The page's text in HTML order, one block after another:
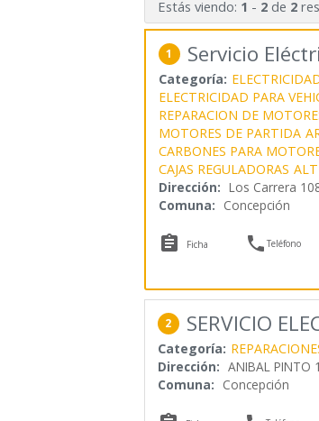
Estás viendo: 1 - 2de 2
1 Servicio
Categoría:
ELECTRICIDAD PARA
REPARACION DE
MOTORES DE PARTIDA
CARBONES PARA
CAJAS REGULADORAS
Dirección: Los Carrera
Comuna: Concepción
 Ficha Teléfono
2 SERVICIO
Categoría:
Dirección: ANIBAL PINTO
Comuna: Concepción